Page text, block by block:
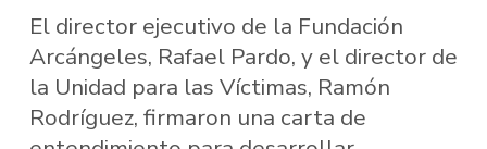
El director ejecutivo de la Fundación
Arcángeles, Rafael Pardo, y el director de
la Unidad para las Víctimas, Ramón
Rodríguez, firmaron una carta de